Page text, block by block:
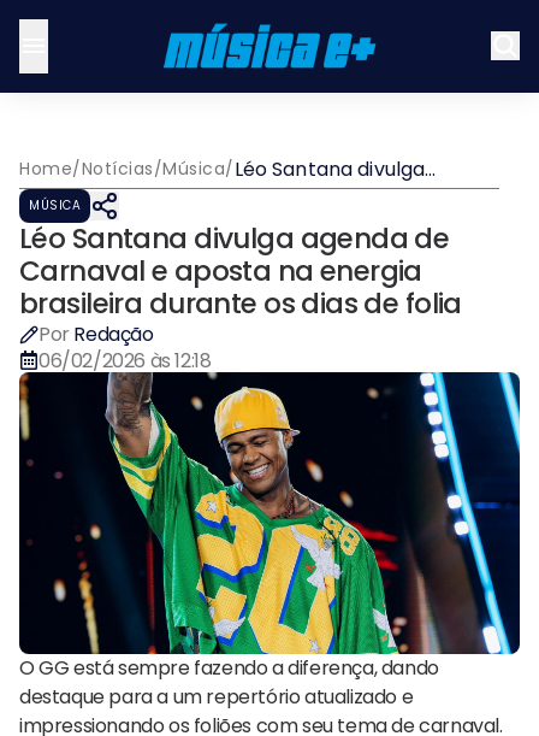
Home/Notícias/Música/Léo Santana divulga
agenda de Carnaval e
brasileira durante os dias
de folia
MÚSICA
Léo Santana divulga agenda de
Carnaval e aposta na energia
brasileira durante os dias de folia
Por Redação
06/02/2026 às 12:18
O GG está sempre fazendo a diferença, dando
destaque para a um repertório atualizado e
impressionando os foliões com seu tema de carnaval.